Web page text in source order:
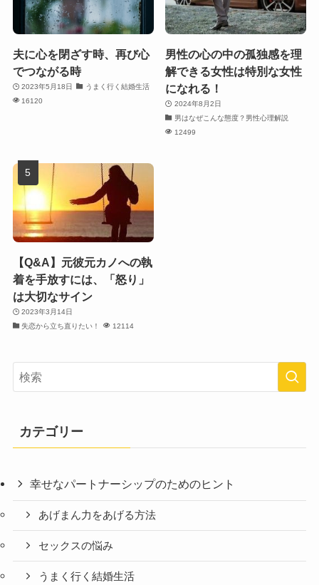
夫に心を閉ざす時、再び心
でつながる時
2023年5月18日
うまく行く結婚生活
16120
男性の心の中の孤独感を理
解できる女性は特別な女性
になれる！
2024年8月2日
男はなぜこんな態度？男性心理解説
12499
【Q&A】元彼元カノへの執
着を手放すには、「怒り」
は大切なサイン
2023年3月14日
失恋から立ち直りたい！
12114
カテゴリー
幸せなパートナーシップのためのヒント
あげまん力をあげる方法
セックスの悩み
うまく行く結婚生活